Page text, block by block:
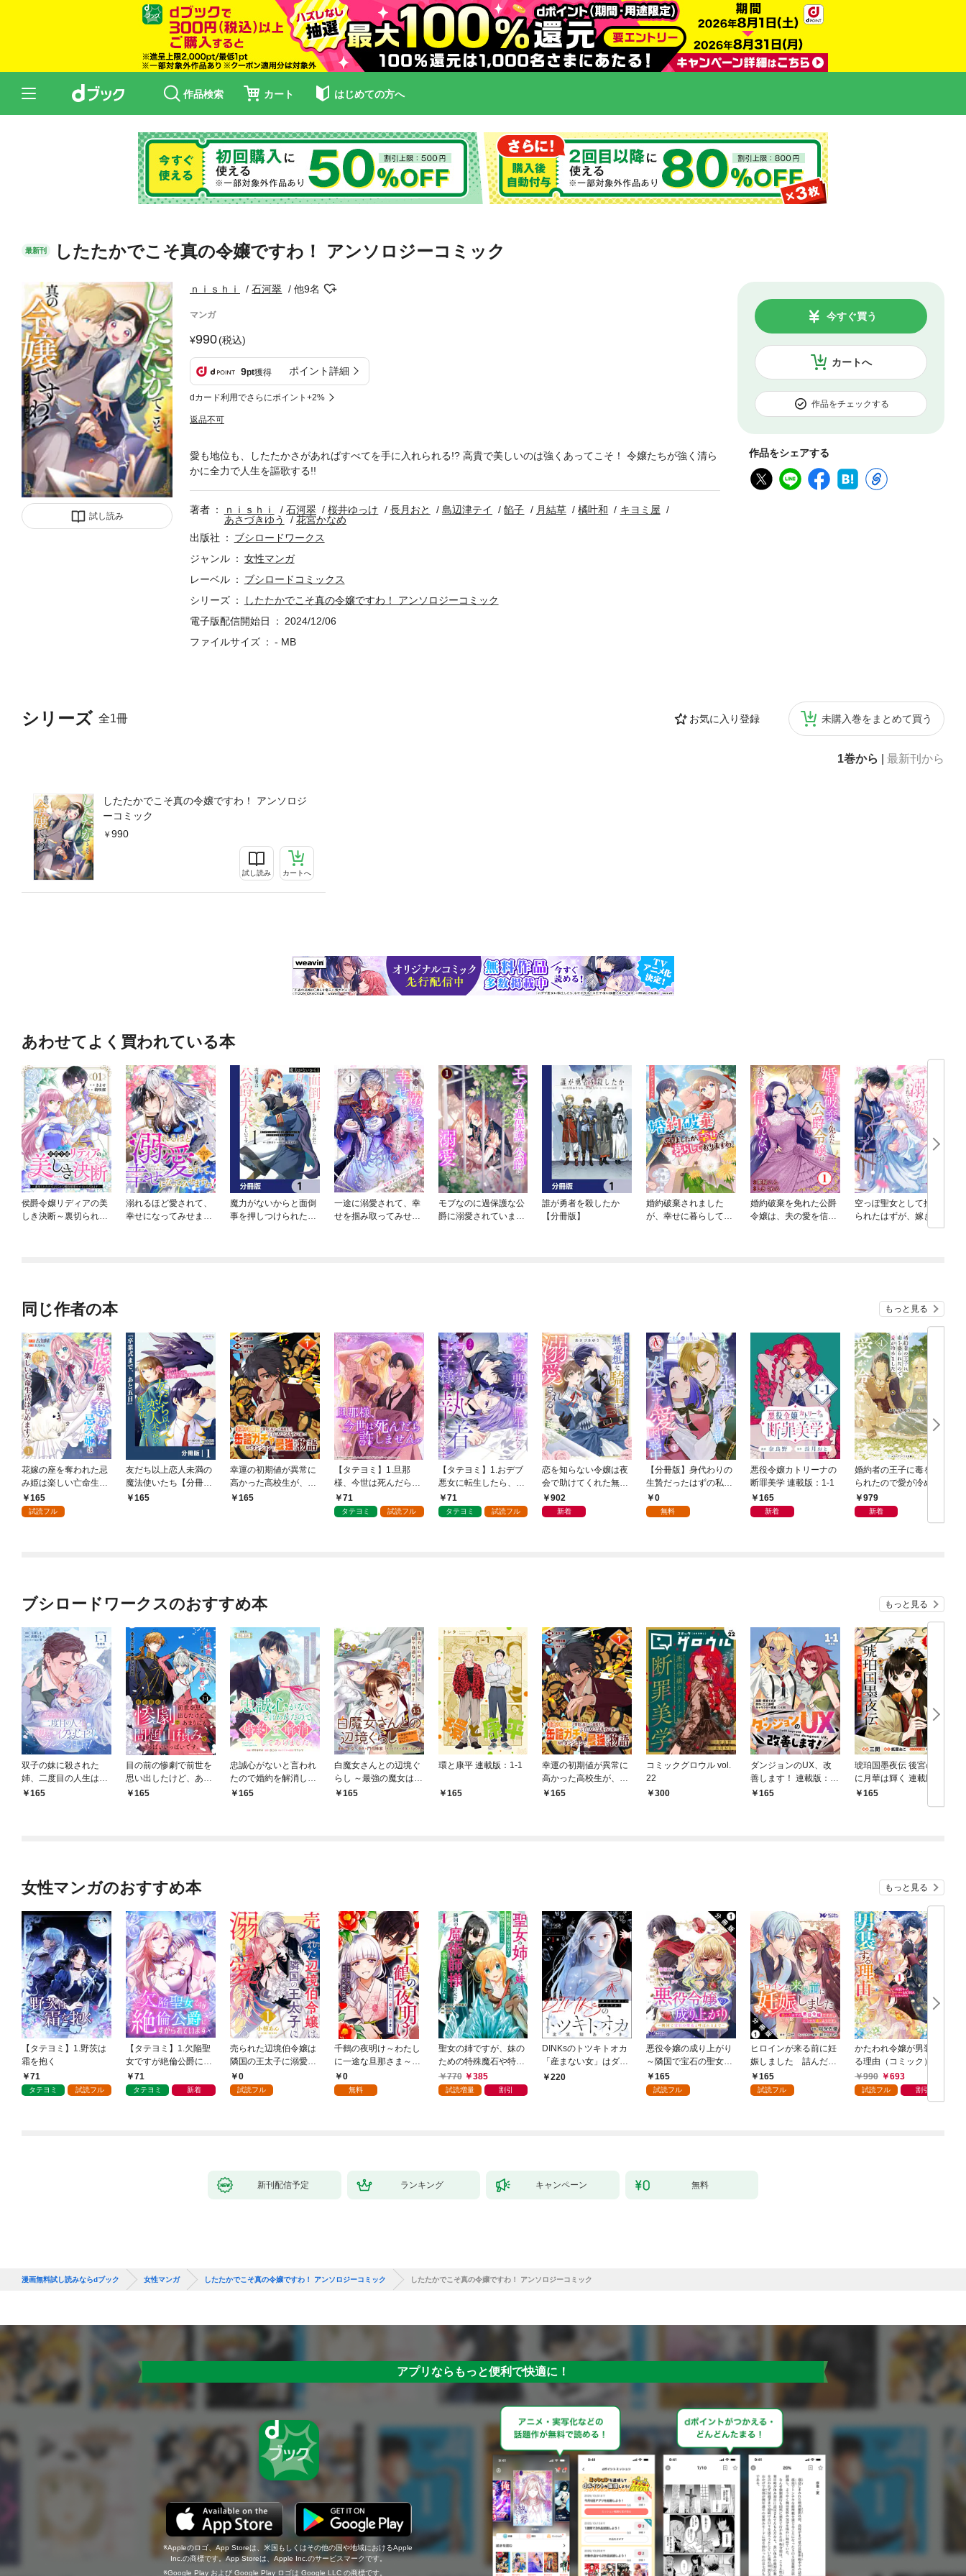
作品検索 カート はじめての方へ
最新刊 したたかでこそ真の令嬢ですわ！ アンソロジーコミック
試し読み
ｎｉｓｈｉ 石河翠 他9名
マンガ
990(税込)
9pt獲得 ポイント詳細
dカード利用でさらにポイント+2%
返品不可
カートへ
今すぐ買う
作品をチェックする
作品をシェアする
シリーズ 全1冊 お気に入り登録 未購入巻をまとめて買う
1巻から 最新刊から
したたかでこそ真の令嬢ですわ！ アンソロジ
ーコミック
990
試し読み カートへ
愛も地位も、したたかさがあればすべてを手に入れられる!? 高貴で美しいのは強くあってこそ！ 令嬢たちが強く清ら
かに全力で人生を謳歌する!!
著者 ｎｉｓｈｉ 石河翠 桜井ゆっけ 長月おと 島辺津テイ 餡子 月結草 橘叶和
キヨミ屋
あさづきゆう
花宮かなめ
出版社
ブシロードワークス
ジャンル
女性マンガ
レーベル
ブシロードコミックス
シリーズ
したたかでこそ真の令嬢ですわ！ アンソロジーコミック
電子版配信開始日
2024/12/06
ファイルサイズ
- MB
あわせてよく買われている本
侯爵令嬢リディアの美
しき決断～裏切られた
溺れるほど愛されて、
幸せになってみせます
魔力がないからと面倒
事を押しつけられた
一途に溺愛されて、幸
せを掴み取ってみせま
モブなのに過保護な公
爵に溺愛されています
誰が勇者を殺したか
【分冊版】
婚約破棄されました
が、幸せに暮らしてお
婚約破棄を免れた公爵
令嬢は、夫の愛を信じ
空っぽ聖女として捨て
られたはずが、嫁ぎ先
の皇帝陛下に溺愛され
同じ作者の本 もっと見る
花嫁の座を奪われた忌
み姫は楽しい亡命生活
はじめます！１
165
試読フル
友だち以上恋人未満の
魔法使いたち【分冊
版】1
165
幸運の初期値が異常に
高かった高校生が、缶
詰ガチャで手に入れた
165
【タテヨミ】1.旦那
様、今世は死んだら許
しません
71
タテヨミ 試読フル
【タテヨミ】1.おデブ
悪女に転生したら、な
ぜかラスボス王子様に
執着されています
71
タテヨミ 試読フル
恋を知らない令嬢は夜
会で助けてくれた無愛
想な騎士に溺愛される
【電子特典付き】
902
新着
【分冊版】身代わりの
生贄だったはずの私、
凶犬王子の愛に困惑中
第1話（アリアンロー
0
無料
悪役令嬢カトリーナの
断罪美学 連載版：1-1
165
新着
婚約者の王子に毒を盛
られたので愛が冷めま
した１
979
新着
ブシロードワークスのおすすめ本 もっと見る
双子の妹に殺された
姉、二度目の人生は初
恋のイケおじ王弟にフ
165
目の前の惨劇で前世を
思い出したけど、あま
りにも問題山積みでい
165
忠誠心がないと言われ
たので婚約を解消して
あげました。 連載版：
165
白魔女さんとの辺境ぐ
らし ～最強の魔女はの
んびり暮らしたい～ 連
165
環と康平 連載版：1-1
165
幸運の初期値が異常に
高かった高校生が、缶
詰ガチャで手に入れた
165
コミックグロウル vol.
22
300
ダンジョンのUX、改
善します！ 連載版：1-
1 165
琥珀国墨夜伝 後宮の宵
に月華は輝く 連載版：
1-1165
女性マンガのおすすめ本 もっと見る
【タテヨミ】1.野茨は
霜を抱く
71
タテヨミ 試読フル
【タテヨミ】1.欠陥聖
女ですが絶倫公爵にす
がられています
71
タテヨミ 新着
売られた辺境伯令嬢は
隣国の王太子に溺愛さ
れる 1
0
試読フル
千鶴の夜明け～わたし
に一途な旦那さま～
【分冊版】 1話「北条
家の生贄（１）」
0
無料
聖女の姉ですが、妹の
ための特殊魔石や特殊
薬草の採取をやめた
ら、隣国の魔術師様の
770 385
試読増量 割引
DINKsのトツキトオカ
「産まない女」はダメ
ですか？（分冊版）
220
悪役令嬢の成り上がり
～隣国で宝石の聖女と
呼ばれるまで～（コミ
ック） 分冊版 1
165
試読フル
ヒロインが来る前に妊
娠しました 詰んだは
ずの悪役令嬢ですが、
どうやら違うようです
165
試読フル
かたわれ令嬢が男装す
る理由（コミック） 1
990
693
試読フル 割引
新刊配信予定 ランキング キャンペーン 無料
漫画無料試し読みならdブック 女性マンガ したたかでこそ真の令嬢ですわ！ アンソロジーコミック したたかでこそ真の令嬢ですわ！ アンソロジーコミック
アプリならもっと便利で快適に！
Appleのロゴ、App Storeは、米国もしくはその他の国や地域におけるApple
Inc.の商標です。App Storeは、Apple Inc.のサービスマークです。
Google Play および Google Play ロゴは Google LLC の商標です。